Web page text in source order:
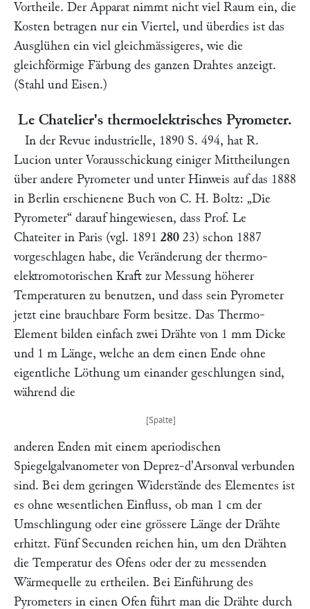
Vortheile. Der Apparat nimmt nicht viel Raum ein, die
Kosten betragen nur ein Viertel, und überdies ist das
Ausglühen ein viel gleichmässigeres, wie die
gleichförmige Färbung des ganzen Drahtes anzeigt.
(Stahl und Eisen.)
Le Chatelier's thermoelektrisches Pyrometer.
In der Revue industrielle, 1890 S. 494, hat R.
Lucion unter Vorausschickung einiger Mittheilungen
über andere Pyrometer und unter Hinweis auf das 1888
in Berlin erschienene Buch von C. H. Boltz: „Die
Pyrometer“ darauf hingewiesen, dass Prof. Le
Chateiterin Paris (vgl. 1891 280 23) schon 1887
vorgeschlagen habe, die Veränderung der thermo-
elektromotorischen Kraft zur Messung höherer
Temperaturen zu benutzen, und dass sein Pyrometer
jetzt eine brauchbare Form besitze. Das Thermo-
Element bilden einfach zwei Drähte von 1 mm Dicke
und 1 m Länge, welche an dem einen Ende ohne
eigentliche Löthung um einander geschlungen sind,
während die
anderen Enden mit einem aperiodischen
Spiegelgalvanometer von Deprez-d'Arsonval verbunden
sind. Bei dem geringen Widerstände des Elementes ist
es ohne wesentlichen Einfluss, ob man 1 cm der
Umschlingung oder eine grössere Länge der Drähte
erhitzt. Fünf Secunden reichen hin, um den Drähten
die Temperatur des Ofens oder der zu messenden
Wärmequelle zu ertheilen. Bei Einführung des
Pyrometers in einen Ofen führt man die Drähte durch